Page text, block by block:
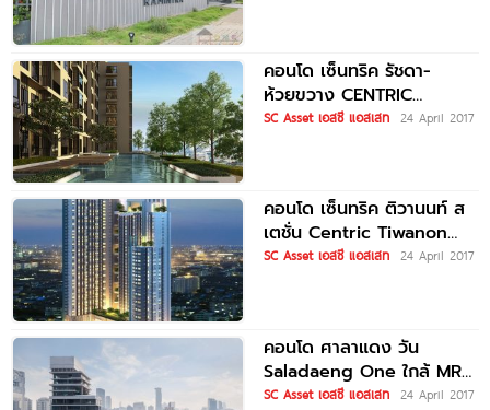
คอนโด เซ็นทริค รัชดา-
ห้วยขวาง CENTRIC
RATCHADA – HUAI
SC Asset เอสซี แอสเสท 24 April 2017
คอนโด เซ็นทริค ติวานนท์ ส
เตชั่น Centric Tiwanon
Station
SC Asset เอสซี แอสเสท 24 April 2017
คอนโด ศาลาแดง วัน
Saladaeng One ใกล้ MRT
ลุมพินี และ BTS
SC Asset เอสซี แอสเสท 24 April 2017